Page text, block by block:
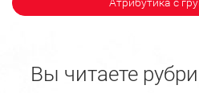
Вы читаете